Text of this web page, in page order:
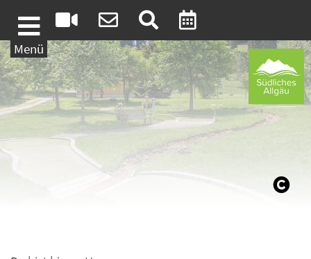
Weiter zum Inhalt
Menü